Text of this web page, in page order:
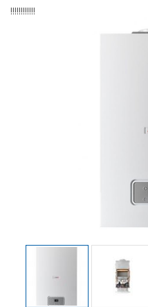
!!!!!!!!!!!!